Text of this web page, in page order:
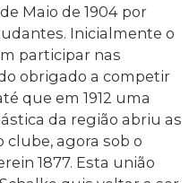
Maio de 1904 por
Inicialmente o
participar nas
obrigado a competir
que em 1912 uma
da região abriu as
clube, agora sob o
1877. Esta união